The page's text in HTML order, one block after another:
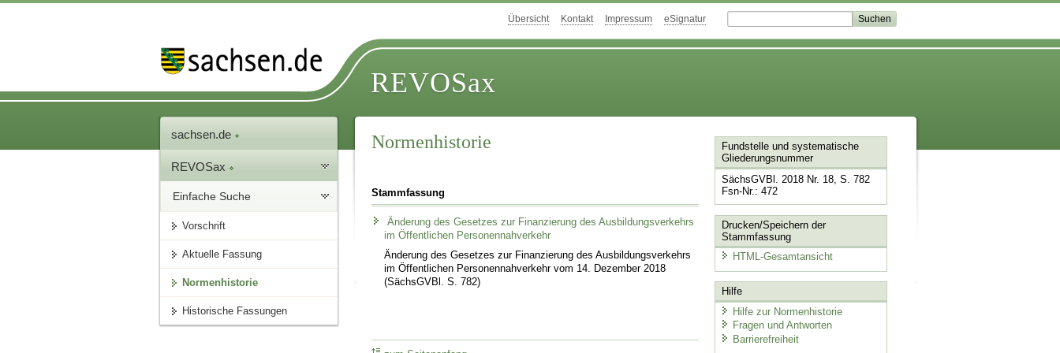
Übersicht Kontakt Impressum eSignatur
REVOSax
sachsen.de
REVOSax
Einfache Suche
Vorschrift
Aktuelle Fassung
Normenhistorie
Historische Fassungen
Normenhistorie
Stammfassung
Änderung des Gesetzes zur Finanzierung des Ausbildungsverkehrs
im Öffentlichen Personennahverkehr
Änderung des Gesetzes zur Finanzierung des Ausbildungsverkehrs
im Öffentlichen Personennahverkehr vom 14. Dezember 2018
(SächsGVBl. S. 782)
Fundstelle und systematische
Gliederungsnummer
SächsGVBl. 2018 Nr. 18, S. 782
Fsn-Nr.: 472
Drucken/Speichern der
Stammfassung
HTML-Gesamtansicht
Hilfe
Hilfe zur Normenhistorie
Fragen und Antworten
Barrierefreiheit